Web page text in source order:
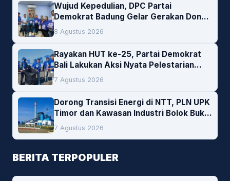
Wujud Kepedulian, DPC Partai
Demokrat Badung Gelar Gerakan Donor
Darah
8 Agustus 2026
Rayakan HUT ke-25, Partai Demokrat
Bali Lakukan Aksi Nyata Pelestarian
Lingkungan
7 Agustus 2026
Dorong Transisi Energi di NTT, PLN UPK
Timor dan Kawasan Industri Bolok Buka
Peluang Investasi Woodchip untuk
Cofiring PLTU Bolok
7 Agustus 2026
BERITA TERPOPULER